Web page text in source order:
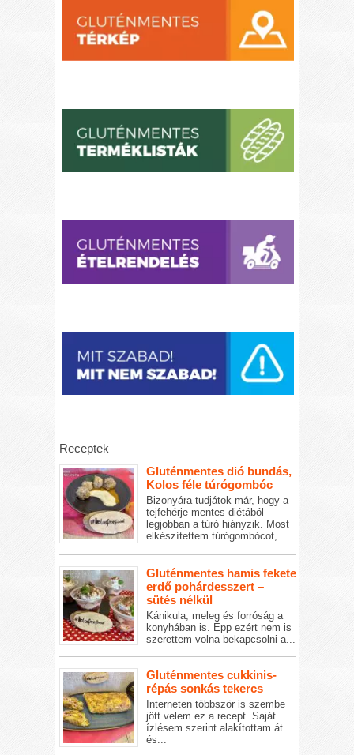
Receptek
Gluténmentes dió bundás,
Kolos féle túrógombóc
Bizonyára tudjátok már, hogy a
tejfehérje mentes diétából
legjobban a túró hiányzik. Most
elkészítettem túrógombócot,...
Gluténmentes hamis fekete
erdő pohárdesszert –
sütés nélkül
Kánikula, meleg és forróság a
konyhában is. Épp ezért nem is
szerettem volna bekapcsolni a...
Gluténmentes cukkinis-
répás sonkás tekercs
Interneten többször is szembe
jött velem ez a recept. Saját
ízlésem szerint alakítottam át
és...